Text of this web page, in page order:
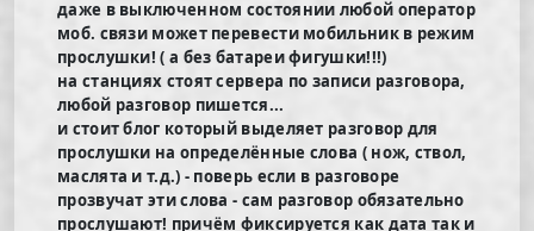
даже в выключенном состоянии любой оператор
моб. связи может перевести мобильник в режим
прослушки! ( а без батареи фигушки!!!)
на станциях стоят сервера по записи разговора,
любой разговор пишется...
и стоит блог который выделяет разговор для
прослушки на определённые слова ( нож, ствол,
маслята и т.д.) - поверь если в разговоре
прозвучат эти слова - сам разговор обязательно
прослушают! причём фиксируется как дата так и